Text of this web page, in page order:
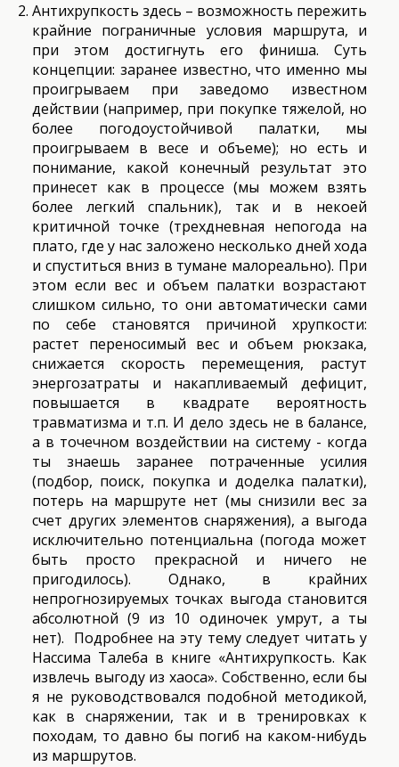
Антихрупкость здесь – возможность пережить
крайние пограничные условия маршрута, и
при этом достигнуть его финиша. Суть
концепции: заранее известно, что именно мы
проигрываем при заведомо известном
действии (например, при покупке тяжелой, но
более погодоустойчивой палатки, мы
проигрываем в весе и объеме); но есть и
понимание, какой конечный результат это
принесет как в процессе (мы можем взять
более легкий спальник), так и в некоей
критичной точке (трехдневная непогода на
плато, где у нас заложено несколько дней хода
и спуститься вниз в тумане малореально). При
этом если вес и объем палатки возрастают
слишком сильно, то они автоматически сами
по себе становятся причиной хрупкости:
растет переносимый вес и объем рюкзака,
снижается скорость перемещения, растут
энергозатраты и накапливаемый дефицит,
повышается в квадрате вероятность
травматизма и т.п. И дело здесь не в балансе,
а в точечном воздействии на систему - когда
ты знаешь заранее потраченные усилия
(подбор, поиск, покупка и доделка палатки),
потерь на маршруте нет (мы снизили вес за
счет других элементов снаряжения), а выгода
исключительно потенциальна (погода может
быть просто прекрасной и ничего не
пригодилось). Однако, в крайних
непрогнозируемых точках выгода становится
абсолютной (9 из 10 одиночек умрут, а ты
нет). Подробнее на эту тему следует читать у
Нассима Талеба в книге «Антихрупкость. Как
извлечь выгоду из хаоса». Собственно, если бы
я не руководствовался подобной методикой,
как в снаряжении, так и в тренировках к
походам, то давно бы погиб на каком-нибудь
из маршрутов.